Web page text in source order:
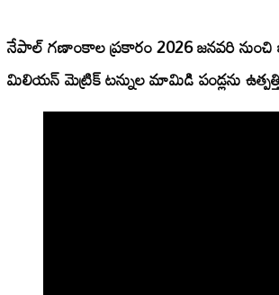
నేపాల్ గణాంకాల ప్రకారం 2026 జనవరి
మిలియన్ మెట్రిక్ టన్నుల మామిడి పండ్లను